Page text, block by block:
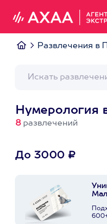
Развлечения в
Нумерология
8 развлечений
До 3000 ₽